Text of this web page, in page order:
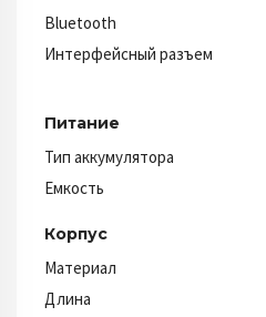
Bluetooth
Интерфейсный разъем
Питание
Тип аккумулятора
Емкость
Корпус
Материал
Длина